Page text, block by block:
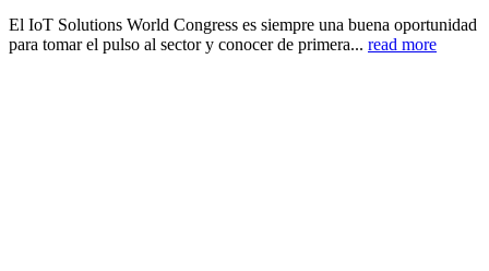
El IoT Solutions World Congress es siempre una buena oportunidad
para tomar el pulso al sector y conocer de primera... read more